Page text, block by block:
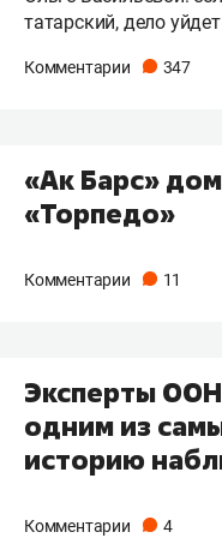
татарский, дело
Комментарии 347
«Ак Барс»
«Торпедо»
Комментарии 11
Эксперты
одним из
историю
Комментарии 4